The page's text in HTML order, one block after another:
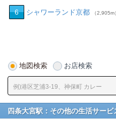
6 シャワーランド京都 （2,905m
地図検索 お店検索
四条大宮駅：その他の生活サービ